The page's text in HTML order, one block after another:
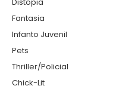
Fantasia
Infanto Juvenil
Pets
Thriller/Policial
Chick-Lit